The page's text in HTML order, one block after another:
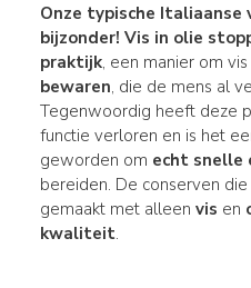
Onze typische Italiaanse
bijzonder! Vis in olie
praktijk, een manier om
bewaren, die de mens al
Tegenwoordig heeft deze
functie verloren en is het
geworden om echt snelle
bereiden. De conserven
gemaakt met alleen vis en
kwaliteit.